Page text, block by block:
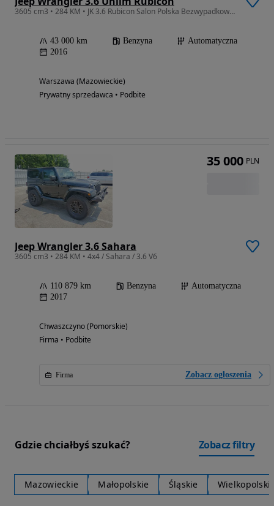
3605 cm3 • 284 KM • JK 3.6 Rubicon Salon Polska Bezwypadkowy+23%VAT
43 000 km Benzyna
Automatyczna
2016
Warszawa (Mazowieckie)
Prywatny sprzedawca • Podbite
Jeep Wrangler 3.6 Sahara
3605 cm3 • 284 KM • 4x4 / Sahara / 3.6 V6
110 879 km Benzyna
Automatyczna
2017
Chwaszczyno (Pomorskie)
Firma • Podbite
Firma Zobacz ogłoszenia
35 000 PLN
Gdzie chciałbyś szukać? Zobacz filtry
Mazowieckie Małopolskie Śląskie